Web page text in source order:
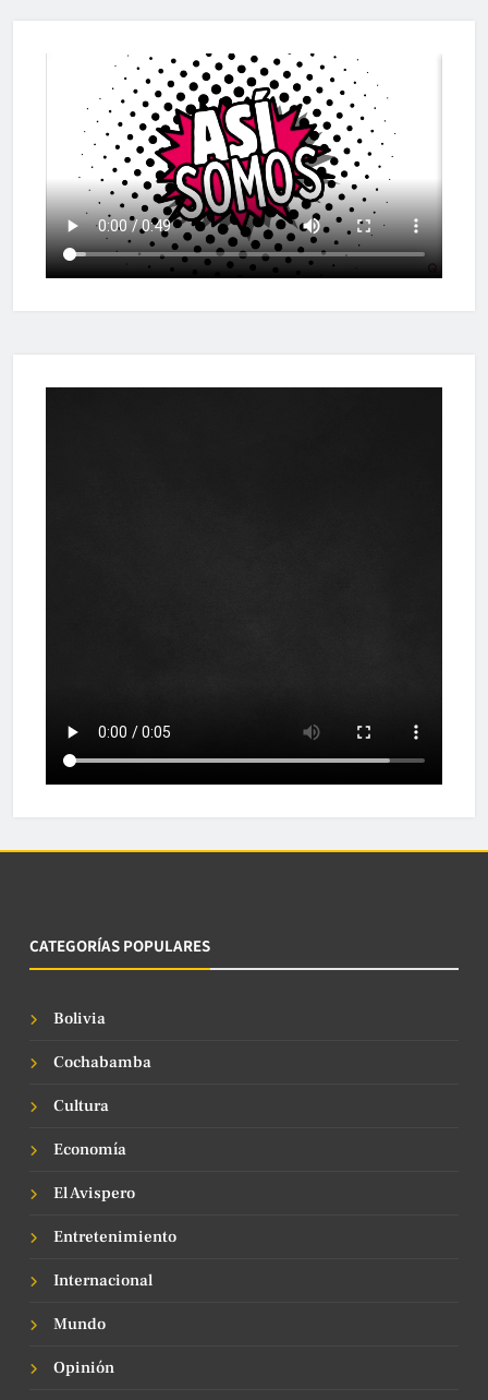
CATEGORÍAS POPULARES
Bolivia
Cochabamba
Cultura
Economía
El Avispero
Entretenimiento
Internacional
Mundo
Opinión